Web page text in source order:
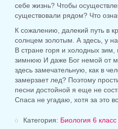
себе жизнь? Чтобы
существовали рядом? Что
К сожалению, далекий путь в
солнцем золотым. А здесь, у
В стране горя и холодных зим,
зимнюю И даже Бог немой от
здесь замечательную, как в
замерзает лед? Поэтому
песни достойной я еще не
Спаса не угадаю, хотя за это
Категория: Биология 6